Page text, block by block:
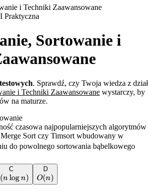
i Techniki Zaawansowane
Praktyczna
Sortowanie i
. Sprawdź, czy Twoja wiedza z
i Techniki Zaawansowane wystarczy, by
na maturze.
czasowa najpopularniejszych algorytmów
Sort czy Timsort wbudowany w
do powolnego sortowania bąbelkowego
C
(nlogn)
D
O(n)
O(n)